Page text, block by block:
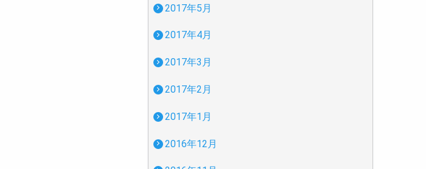
2017年5月
2017年4月
2017年3月
2017年2月
2017年1月
2016年12月